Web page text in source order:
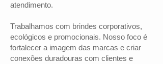
atendimento.
Trabalhamos com brindes corporativos,
ecológicos e promocionais. Nosso foco é
fortalecer a imagem das marcas e criar
conexões duradouras com clientes e